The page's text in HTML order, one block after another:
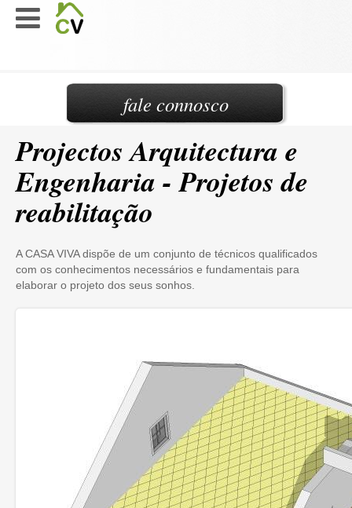
Projectos Arquitectura e
Engenharia - Projetos de
reabilitação
A CASA VIVA dispõe de um conjunto de técnicos qualificados
com os conhecimentos necessários e fundamentais para
elaborar o projeto dos seus sonhos.
fale connosco